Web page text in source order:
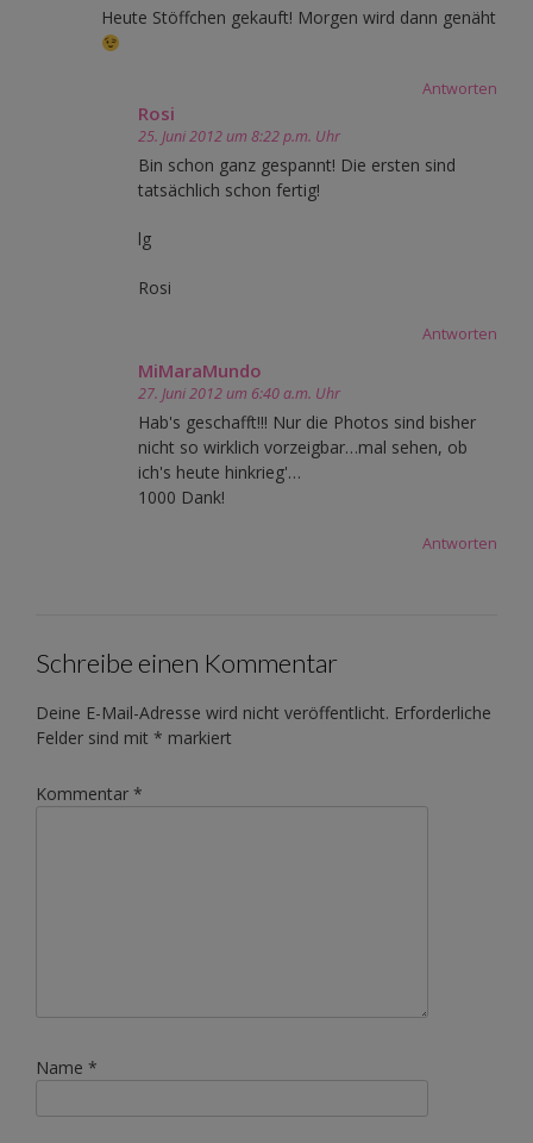
Heute Stöffchen gekauft! Morgen wird dann genäht
Antworten
Rosi
25. Juni 2012 um 8:22 p.m. Uhr
Bin schon ganz gespannt! Die ersten sind
tatsächlich schon fertig!
lg
Rosi
Antworten
MiMaraMundo
27. Juni 2012 um 6:40 a.m. Uhr
Hab's geschafft!!! Nur die Photos sind bisher
nicht so wirklich vorzeigbar…mal sehen, ob
ich's heute hinkrieg'…
1000 Dank!
Antworten
Schreibe einen Kommentar
Deine E-Mail-Adresse wird nicht veröffentlicht. Erforderliche
Felder sind mit * markiert
Kommentar *
Name *